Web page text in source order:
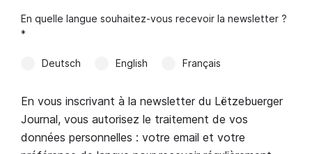
En quelle langue souhaitez-vous recevoir la newsletter ?
*
Deutsch English Français
En vous inscrivant à la newsletter du Lëtzebuerger
Journal, vous autorisez le traitement de vos
données personnelles : votre email et votre